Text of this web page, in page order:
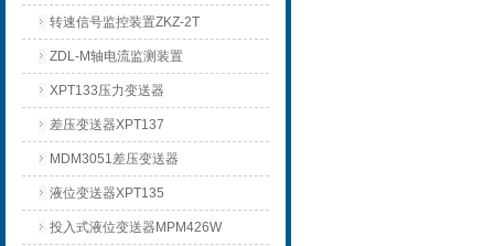
转速信号监控装置ZKZ-2T
ZDL-M轴电流监测装置
XPT133压力变送器
差压变送器XPT137
MDM3051差压变送器
液位变送器XPT135
投入式液位变送器MPM426W